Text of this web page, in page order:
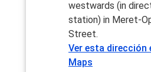
westwards (in
station) in Meret-
Street.
Ver esta dirección
Maps